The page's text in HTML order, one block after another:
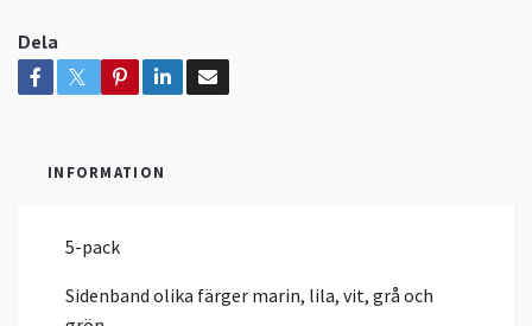
Dela
INFORMATION
5-pack
Sidenband olika färger marin, lila, vit, grå och